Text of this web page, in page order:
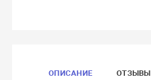
ОПИСАНИЕ ОТЗЫВЫ